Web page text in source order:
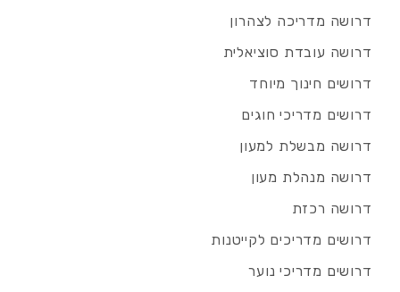
דרושה מדריכה לצהרון
דרושה עובדת סוציאלית
דרושים חינוך מיוחד
דרושים מדריכי חוגים
דרושה מבשלת למעון
דרושה מנהלת מעון
דרושה רכזת
דרושים מדריכים לקייטנות
דרושים מדריכי נוער